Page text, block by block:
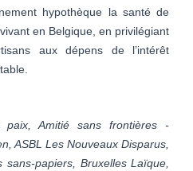
hypothèque la santé de
en Belgique, en privilégiant
aux dépens de l’intérêt
Amitié sans frontières -
ASBL Les Nouveaux Disparus,
sans-papiers, Bruxelles Laïque,